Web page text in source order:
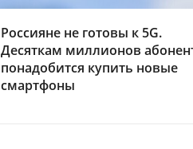
Россияне не готовы к 5G.
Десяткам миллионов
понадобится купить новые
смартфоны